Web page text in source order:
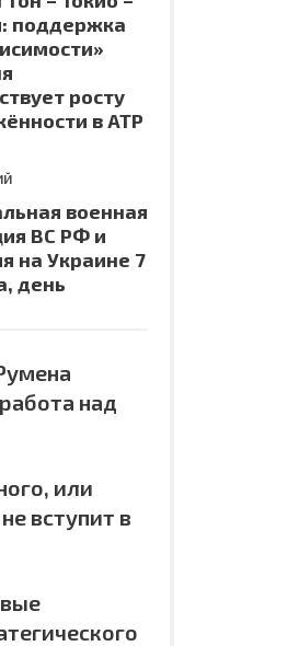
поддержка
росту
в АТР
военная
ВС РФ и
на Украине 7
день
над
или
вступит в